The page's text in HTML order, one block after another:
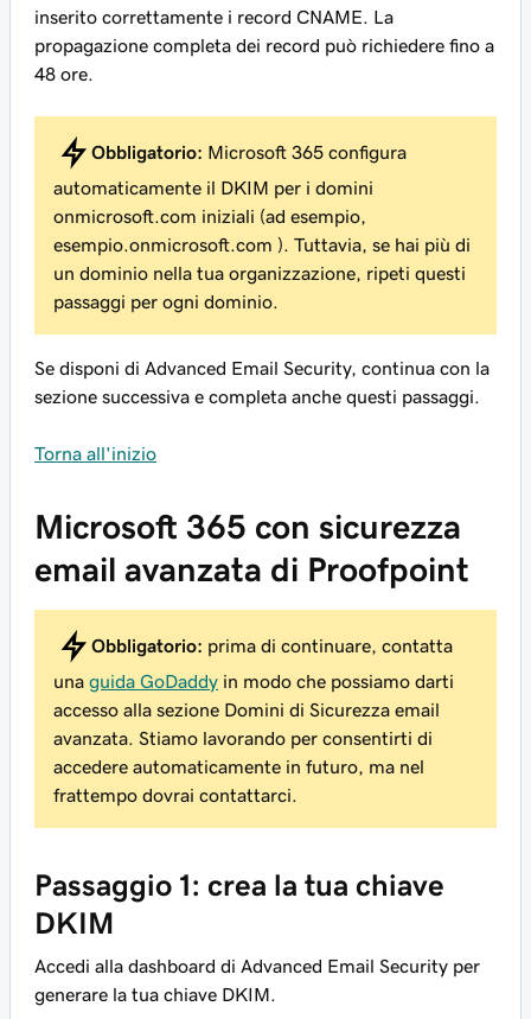
inserito correttamente i record CNAME. La
propagazione completa dei record può richiedere fino a
48 ore.
Obbligatorio: Microsoft 365 configura
automaticamente il DKIM per i domini
onmicrosoft.com iniziali (ad esempio,
esempio.onmicrosoft.com ). Tuttavia, se hai più di
un dominio nella tua organizzazione, ripeti questi
passaggi per ogni dominio.
Se disponi di Advanced Email Security, continua con la
sezione successiva e completa anche questi passaggi.
Torna all'inizio
Microsoft 365 con sicurezza
email avanzata di Proofpoint
Obbligatorio: prima di continuare, contatta
una guida GoDaddy in modo che possiamo darti
accesso alla sezione Domini di Sicurezza email
avanzata. Stiamo lavorando per consentirti di
accedere automaticamente in futuro, ma nel
frattempo dovrai contattarci.
Passaggio 1: crea la tua chiave
DKIM
Accedi alla dashboard di Advanced Email Security per
generare la tua chiave DKIM.